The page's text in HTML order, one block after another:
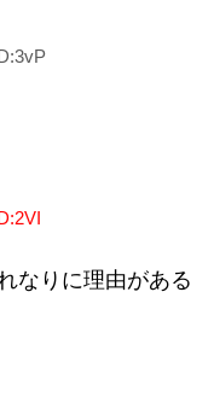
なりに理由がある